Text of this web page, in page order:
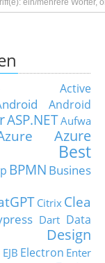
Active
Android
ASP.NETAufwa
Azure
Best
BPMN Busines
Citrix Clea
Dart Data
Design
EJB Electron Enter